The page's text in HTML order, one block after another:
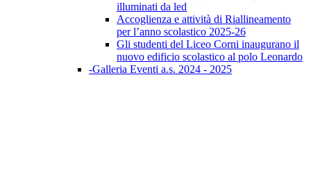
illuminati da led
Accoglienza e attività di Riallineamento
per l’anno scolastico 2025-26
Gli studenti del Liceo Corni inaugurano il
nuovo edificio scolastico al polo Leonardo
-Galleria Eventi a.s. 2024 - 2025